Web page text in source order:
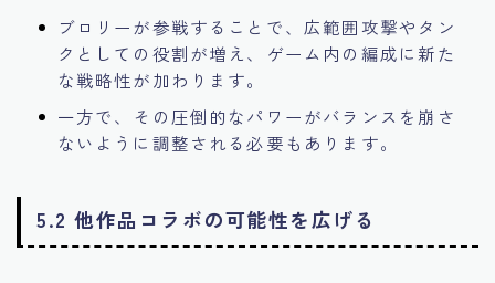
ブロリーが参戦することで、広範囲攻撃やタン
クとしての役割が増え、ゲーム内の編成に新た
な戦略性が加わります。
一方で、その圧倒的なパワーがバランスを崩さ
ないように調整される必要もあります。
5.2 他作品コラボの可能性を広げる